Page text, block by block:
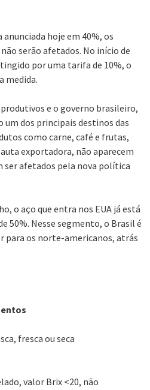
hoje em 40%, os
serão afetados. No início de
por uma tarifa de 10%, o
medida.
e o governo brasileiro,
um dos principais destinos das
como carne, café e frutas,
exportadora, não aparecem
ser afetados pela nova política
o aço que entra nos EUA já está
50%. Nesse segmento, o Brasil é
para os norte-americanos, atrás
fresca ou seca
valor Brix <20, não